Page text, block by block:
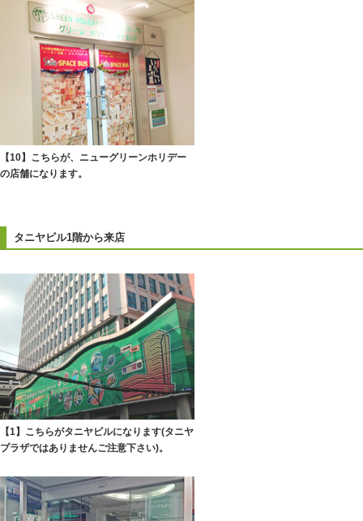
【10】こちらが、ニューグリーンホリデー
の店舗になります。
タニヤビル1階から来店
【1】こちらがタニヤビルになります(タニヤ
プラザではありませんご注意下さい)。